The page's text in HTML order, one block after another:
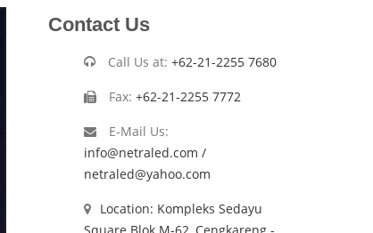
Contact Us
Call Us at: +62-21-2255 7680
Fax: +62-21-2255 7772
E-Mail Us:
info@netraled.com /
netraled@yahoo.com
Location: Kompleks Sedayu